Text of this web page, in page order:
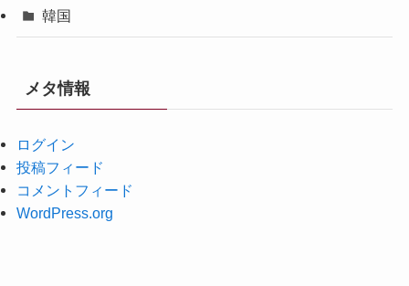
韓国
メタ情報
ログイン
投稿フィード
コメントフィード
WordPress.org